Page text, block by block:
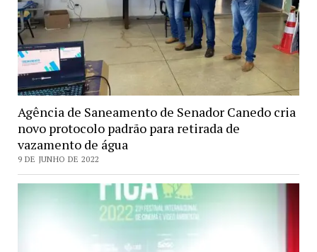
Agência de Saneamento de Senador Canedo cria
novo protocolo padrão para retirada de
vazamento de água
9 DE JUNHO DE 2022